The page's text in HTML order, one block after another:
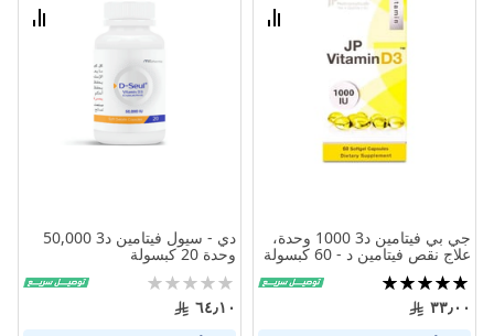
قارن
جي بي فيتامين د3 1000 وحدة،
علاج نقص فيتامين د - 60 كبسولة
تقييم:
100%
٣٣٫٠٠
قارن
دي - سيول فيتامين د3 50,000
وحدة 20 كبسولة
Rating:
0%
٦٤٫١٠